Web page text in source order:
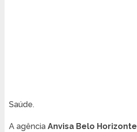
Saúde.
A agênciaAnvisa Belo Horizonte